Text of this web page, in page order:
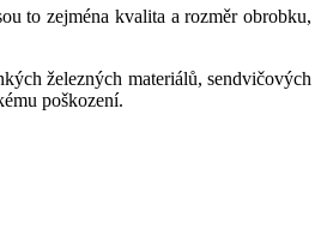
to zejména kvalita a rozměr obrobku,
železných materiálů, sendvičových
poškození.